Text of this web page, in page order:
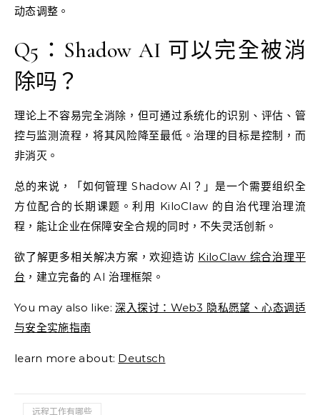
动态调整。
Q5：Shadow AI 可以完全被消
除吗？
理论上不容易完全消除，但可通过系统化的识别、评估、管
控与监测流程，将其风险降至最低。治理的目标是控制，而
非消灭。
总的来说，「如何管理 Shadow AI？」是一个需要组织全
方位配合的长期课题。利用 KiloClaw 的自治代理治理流
程，能让企业在保障安全合规的同时，不失灵活创新。
欲了解更多相关解决方案，欢迎造访 KiloClaw 综合治理平
台 ，建立完备的 AI 治理框架。
You may also like:深入探讨：Web3 隐私愿望、心态调适
与安全实施指南
learn more about: Deutsch
远程工作有哪些